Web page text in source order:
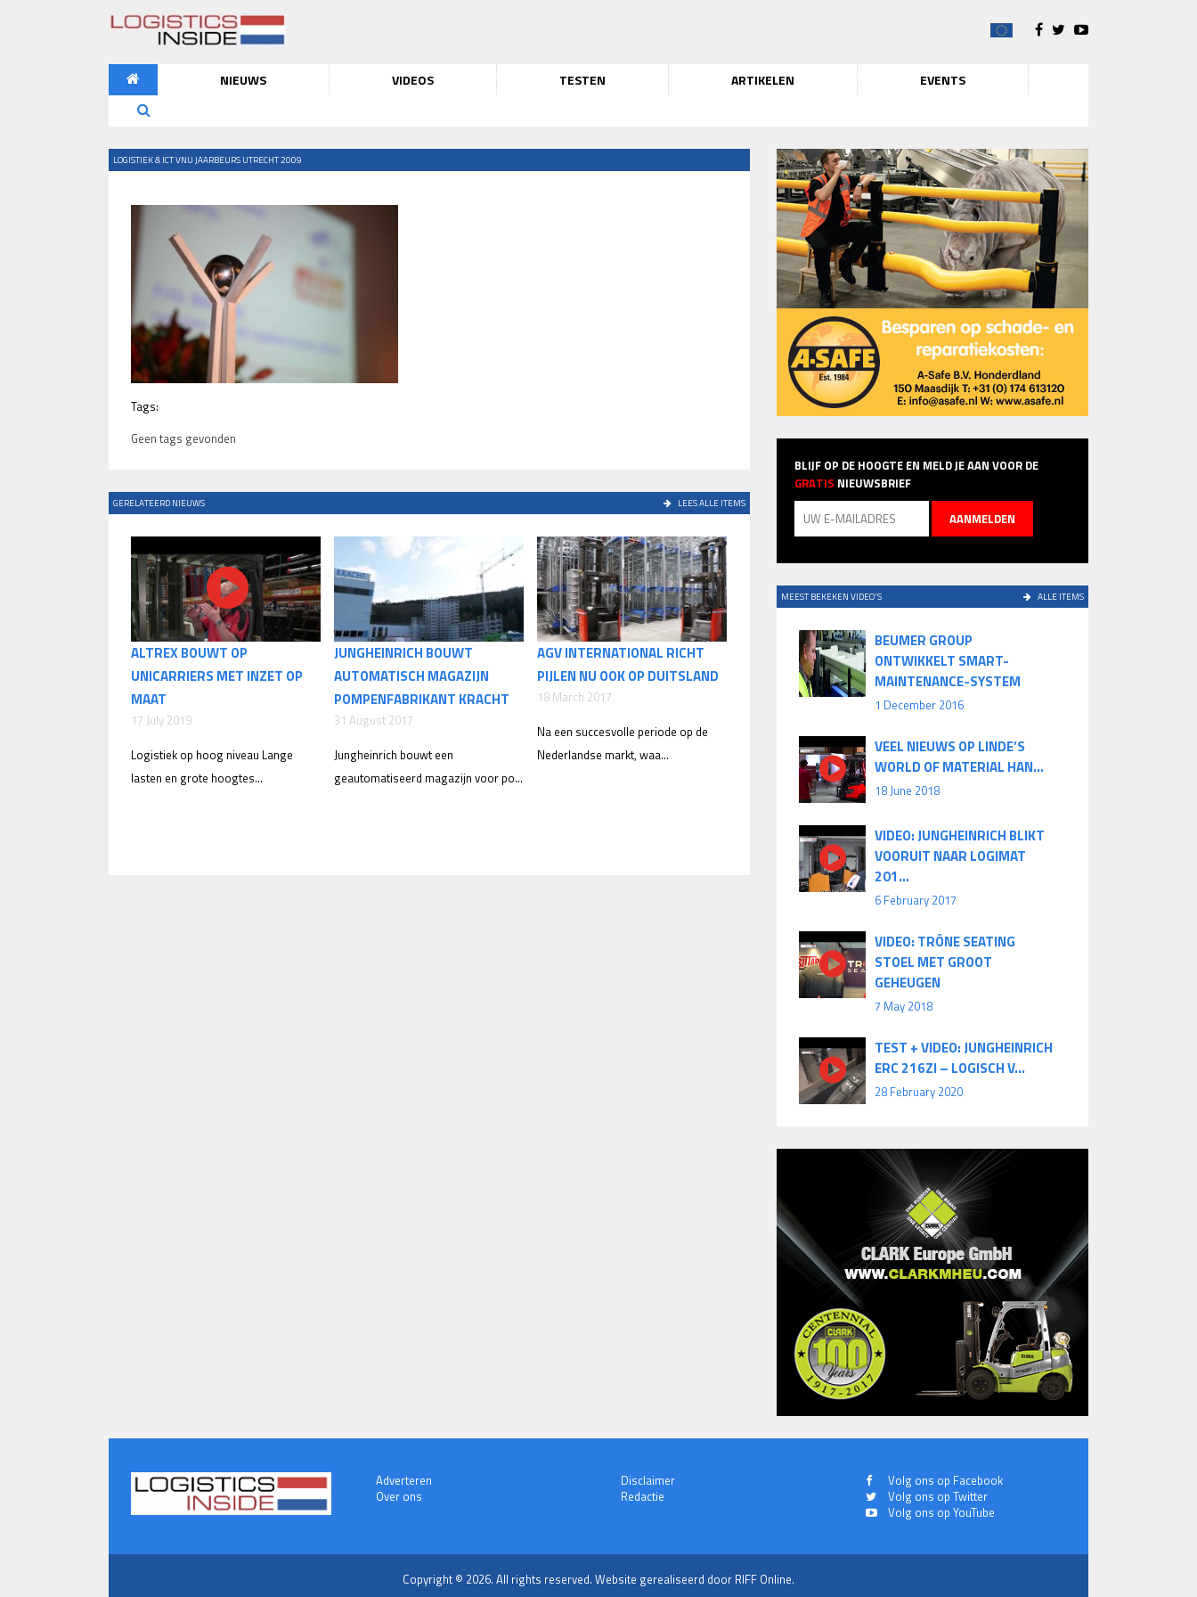
NIEUWS VIDEOS TESTEN ARTIKELEN EVENTS
LOGISTIEK & ICT VNU JAARBEURS UTRECHT 2009
Tags:
Geen tags gevonden
GERELATEERD NIEUWS LEES ALLE ITEMS
ALTREX BOUWT OP
UNICARRIERS MET INZET OP
MAAT
17 July 2019
Logistiek op hoog niveau Lange
lasten en grote hoogtes...
JUNGHEINRICH BOUWT
AUTOMATISCH MAGAZIJN
POMPENFABRIKANT KRACHT
31 August 2017
Jungheinrich bouwt een
geautomatiseerd magazijn voor po...
AGV INTERNATIONAL RICHT
PIJLEN NU OOK OP DUITSLAND
18 March 2017
Na een succesvolle periode op de
Nederlandse markt, waa...
BLIJF OP DE HOOGTE EN MELD JE AAN VOOR DE
GRATIS NIEUWSBRIEF
MEEST BEKEKEN VIDEO'S ALLE ITEMS
BEUMER GROUP
ONTWIKKELT SMART-
MAINTENANCE-SYSTEM
1 December 2016
VEEL NIEUWS OP LINDE’S
WORLD OF MATERIAL HAN...
18 June 2018
VIDEO: JUNGHEINRICH BLIKT
VOORUIT NAAR LOGIMAT
201...
6 February 2017
VIDEO: TRÔNE SEATING
STOEL MET GROOT
GEHEUGEN
7 May 2018
TEST + VIDEO: JUNGHEINRICH
ERC 216ZI – LOGISCH V...
28 February 2020
Adverteren
Over ons
Disclaimer
Redactie
Volg ons op Facebook
Volg ons op Twitter
Volg ons op YouTube
Copyright © 2026. All rights reserved. Website gerealiseerd door RIFF Online.